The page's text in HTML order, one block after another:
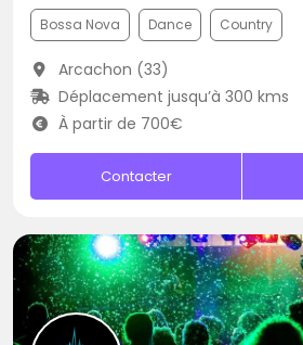
Bossa Nova Dance Country
Arcachon (33)
Déplacement jusqu’à 300 kms
À partir de 700€
Contacter